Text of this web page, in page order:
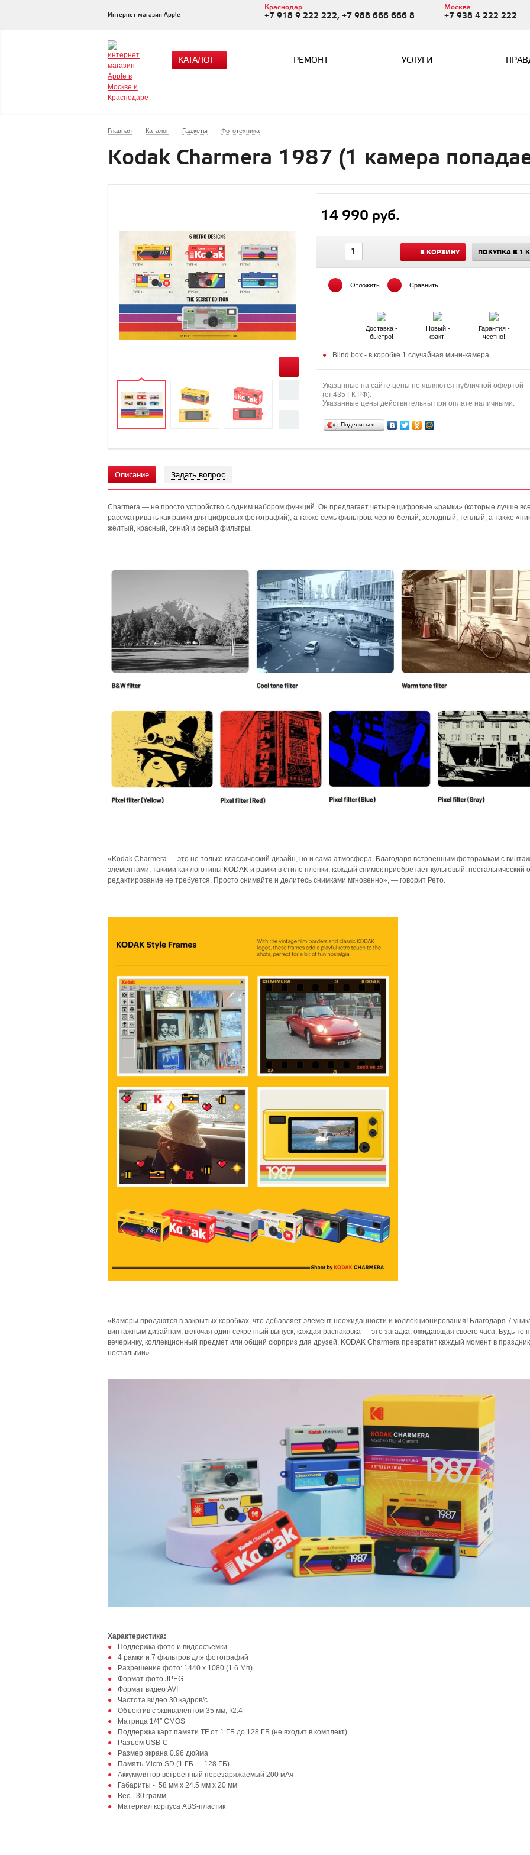
Интернет магазин Apple
Краснодар
+7 918 9 222 222, +7 988 666 666 8
Москва
+7 938 4 222 222
КАТАЛОГ РЕМОНТ УСЛУГИ
Главная Каталог Гаджеты Фототехника
Kodak Charmera 1987 (1 камера
14 990 руб.
В КОРЗИНУ ПОКУПКА В 1
Отложить Сравнить
Доставка -
быстро!
Новый -
факт!
Гарантия -
честно!
Blind box - в коробке 1 случайная мини-камера
Указанные на сайте цены не являются публичной офертой
(ст.435 ГК РФ).
Указанные цены действительны при оплате наличными.
Поделиться…
Описание Задать вопрос
Charmera — не просто устройство с одним набором функций. Он предлагает четыре цифровые «рамки» (которые лучше
рассматривать как рамки для цифровых фотографий), а также семь фильтров: чёрно-белый, холодный, тёплый, а также
жёлтый, красный, синий и серый фильтры.
«Kodak Charmera — это не только классический дизайн, но и сама атмосфера. Благодаря встроенным фоторамкам с
элементами, такими как логотипы KODAK и рамки в стиле плёнки, каждый снимок приобретает культовый, ностальгический
редактирование не требуется. Просто снимайте и делитесь снимками мгновенно», — говорит Рето.
«Камеры продаются в закрытых коробках, что добавляет элемент неожиданности и коллекционирования! Благодаря 7
винтажным дизайнам, включая один секретный выпуск, каждая распаковка — это загадка, ожидающая своего часа. Будь то
вечеринку, коллекционный предмет или общий сюрприз для друзей, KODAK Charmera превратит каждый момент в
ностальгии»
Характеристика:
Поддержка фото и видеосъемки
4 рамки и 7 фильтров для фотографий
Разрешение фото: 1440 x 1080 (1.6 Мп)
Формат фото JPEG
Формат видео AVI
Частота видео 30 кадров/с
Объектив с эквивалентом 35 мм; f/2.4
Матрица 1/4″ CMOS
Поддержка карт памяти TF от 1 ГБ до 128 ГБ (не входит в комплект)
Разъем USB-C
Размер экрана 0.96 дюйма
Память Micro SD (1 ГБ — 128 ГБ)
Аккумулятор встроенный перезаряжаемый 200 мАч
Габариты - 58 мм x 24.5 мм x 20 мм
Вес - 30 грамм
Материал корпуса ABS-пластик